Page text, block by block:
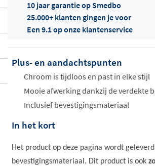
Offertes
ophalen...
10 jaar garantie op Smedbo
25.000+ klanten gingen je voor
Een 9.1 op onze klantenservice
Plus- en aandachtspunten
Chroom is tijdloos en past in elke stijl
Mooie afwerking dankzij de verdekte
Inclusief bevestigingsmateriaal
In het kort
Het product op deze pagina wordt
bevestigingsmateriaal. Dit product is ook